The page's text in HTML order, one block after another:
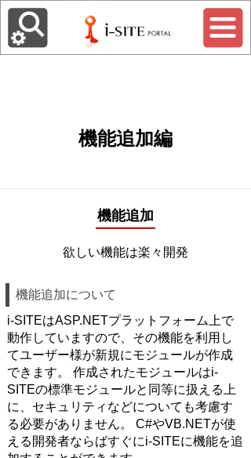
機能追加編
機能追加
欲しい機能は楽々開発
機能追加について
i-SITEはASP.NETプラットフォーム上で
動作していますので、その機能を利用し
てユーザー様が新規にモジュールが作成
できます。 作成されたモジュールはi-
SITEの標準モジュールと同等に扱える上
に、セキュリティなどについても考慮す
る必要がありません。 C#やVB.NETが使
える開発者ならばすぐにi-SITEに機能を追